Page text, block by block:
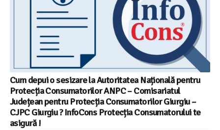
Cum depui o sesizare la Autoritatea Națională pentru
Protecția Consumatorilor ANPC – Comisariatul
Județean pentru Protecția Consumatorilor Giurgiu –
CJPC Giurgiu ? InfoCons Protecția Consumatorului te
asigură !